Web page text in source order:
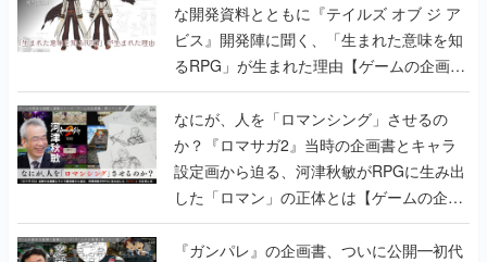
な開発資料とともに『テイルズ オブ ジ ア
ビス』開発陣に聞く、「生まれた意味を知
るRPG」が生まれた理由【ゲームの企画
書】
なにが、人を「ロマンシング」させるの
か？『ロマサガ2』当時の企画書とキャラ
設定画から迫る、河津秋敏がRPGに生み出
した「ロマン」の正体とは【ゲームの企画
書】
『ガンパレ』の企画書、ついに公開━初代